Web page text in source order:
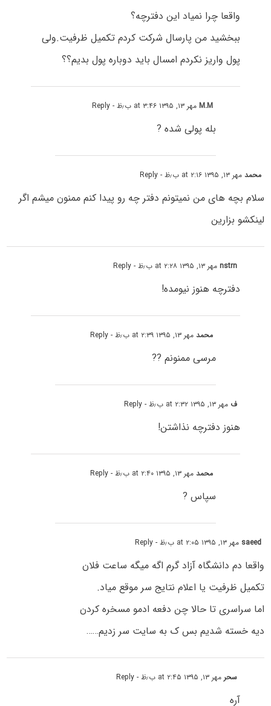
واقعا چرا نمیاد این دفترچه؟
ببخشید من پارسال شرکت کردم تکمیل ظرفیت.ولی
پول واریز نکردم امسال باید دوباره پول بدیم؟؟
M.Mمهر ۱۳, ۱۳۹۵ at ۳:۴۶ ب٫ظ - Reply
بله پولی شده ?
محمدمهر ۱۳, ۱۳۹۵ at ۲:۱۶ ب٫ظ - Reply
سلام بچه های من نمیتونم دفتر چه رو پیدا کنم ممنون میشم اگر
لینکشو بزارین
nstrnمهر ۱۳, ۱۳۹۵ at ۲:۲۸ ب٫ظ - Reply
دفترچه هنوز نیومده!
محمدمهر ۱۳, ۱۳۹۵ at ۲:۳۹ ب٫ظ - Reply
مرسی ممنونم ??
ف مهر ۱۳, ۱۳۹۵ at ۲:۳۲ ب٫ظ - Reply
هنوز دفترچه نذاشتن!
محمدمهر ۱۳, ۱۳۹۵ at ۲:۴۰ ب٫ظ - Reply
سپاس ?
saeed مهر ۱۳, ۱۳۹۵ at ۲:۰۵ ب٫ظ - Reply
واقعا دم دانشگاه آزاد گرم اگه میگه ساعت فلان
تکمیل ظرفیت یا اعلام نتایج سر موقع میاد.
اما سراسری تا حالا چن دفعه ادمو مسخره کردن
دیه خسته شدیم بس ک به سایت سر زدیم……
سحرمهر ۱۳, ۱۳۹۵ at ۲:۴۵ ب٫ظ - Reply
آره